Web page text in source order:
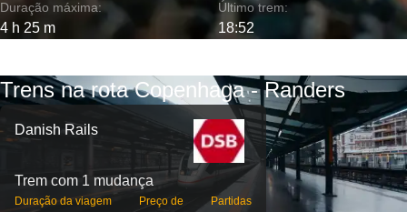
Duração máxima:
4 h 25 m
Último trem:
18:52
Trens na rota Copenhaga - Randers
Danish Rails
Trem com 1 mudança
Duração da viagem Preço de Partidas